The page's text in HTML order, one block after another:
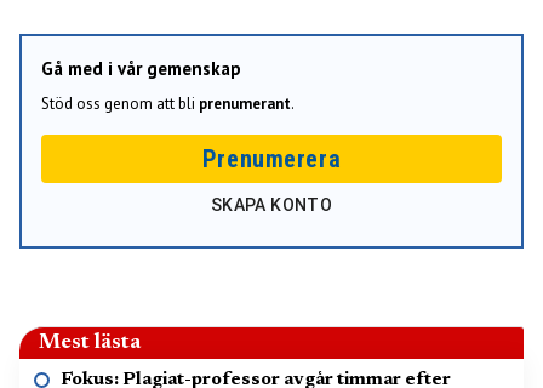
Gå med i vår gemenskap
Stöd oss genom att bli prenumerant.
Prenumerera
SKAPA KONTO
Mest lästa
Fokus: Plagiat-professor avgår timmar efter